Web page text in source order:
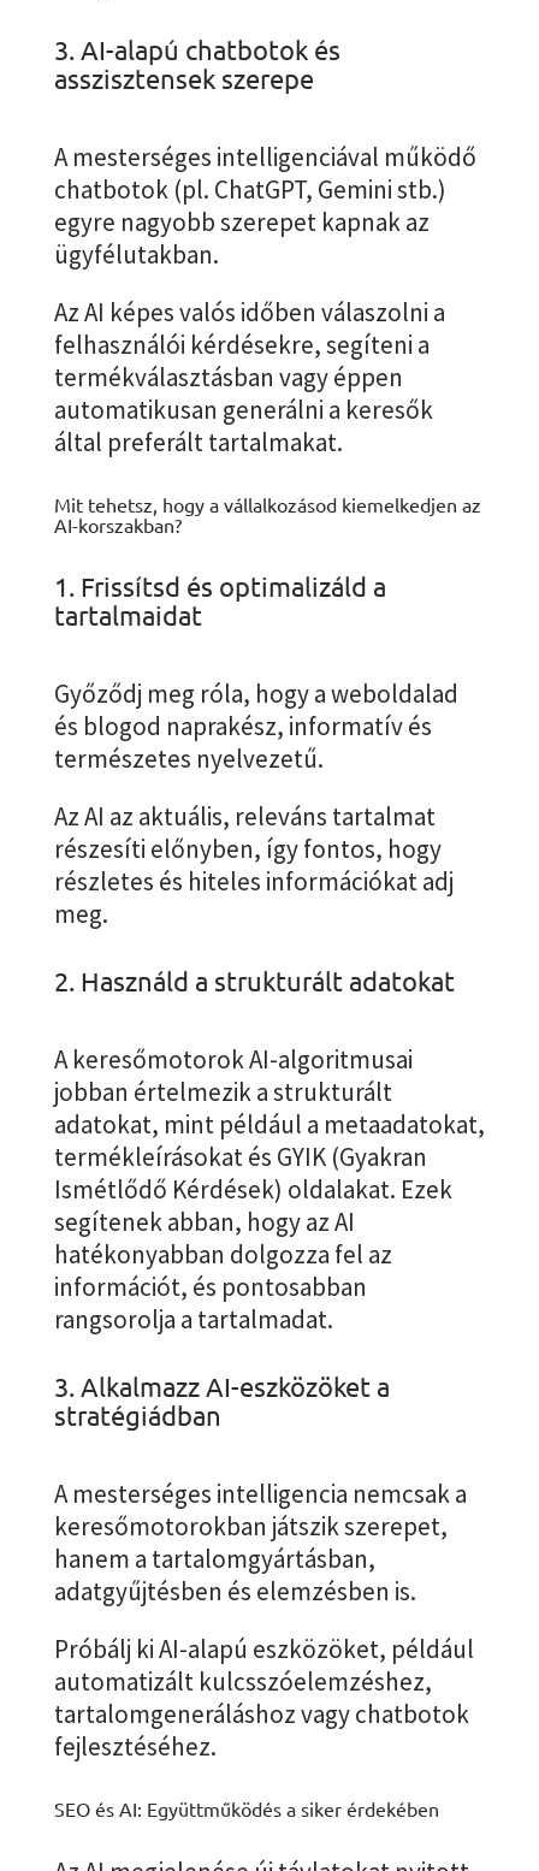
3. AI-alapú chatbotok és
asszisztensek szerepe
A mesterséges intelligenciával működő
chatbotok (pl. ChatGPT, Gemini stb.)
egyre nagyobb szerepet kapnak az
ügyfélutakban.
Az AI képes valós időben válaszolni a
felhasználói kérdésekre, segíteni a
termékválasztásban vagy éppen
automatikusan generálni a keresők
által preferált tartalmakat.
Mit tehetsz, hogy a vállalkozásod kiemelkedjen az
AI-korszakban?
1. Frissítsd és optimalizáld a
tartalmaidat
Győződj meg róla, hogy a weboldalad
és blogod naprakész, informatív és
természetes nyelvezetű.
Az AI az aktuális, releváns tartalmat
részesíti előnyben, így fontos, hogy
részletes és hiteles információkat adj
meg.
2. Használd a strukturált adatokat
A keresőmotorok AI-algoritmusai
jobban értelmezik a strukturált
adatokat, mint például a metaadatokat,
termékleírásokat és GYIK (Gyakran
Ismétlődő Kérdések) oldalakat. Ezek
segítenek abban, hogy az AI
hatékonyabban dolgozza fel az
információt, és pontosabban
rangsorolja a tartalmadat.
3. Alkalmazz AI-eszközöket a
stratégiádban
A mesterséges intelligencia nemcsak a
keresőmotorokban játszik szerepet,
hanem a tartalomgyártásban,
adatgyűjtésben és elemzésben is.
Próbálj ki AI-alapú eszközöket, például
automatizált kulcsszóelemzéshez,
tartalomgeneráláshoz vagy chatbotok
fejlesztéséhez.
SEO és AI: Együttműködés a siker érdekében